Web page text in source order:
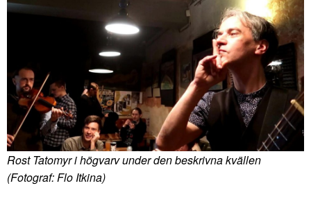
Rost Tatomyr i högvarv under den beskrivna kvällen
(Fotograf: Flo Itkina)